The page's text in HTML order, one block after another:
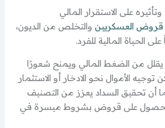
على الاستقرار المالي
العسكريين والتخلص من الديون،
الحياة المالية للفرد.
من الضغط المالي ويمنح شعورًا
توجيه الأموال نحو الادخار أو الاستثمار
أن تحقيق السداد يعزز من التصنيف
للحصول على قروض بشروط ميسرة في